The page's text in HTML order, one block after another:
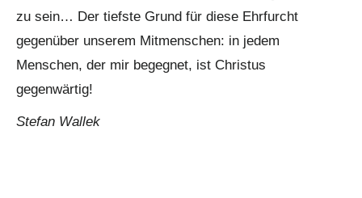
zu sein… Der tiefste Grund für diese Ehrfurcht
gegenüber unserem Mitmenschen: in jedem
Menschen, der mir begegnet, ist Christus
gegenwärtig!
Stefan Wallek